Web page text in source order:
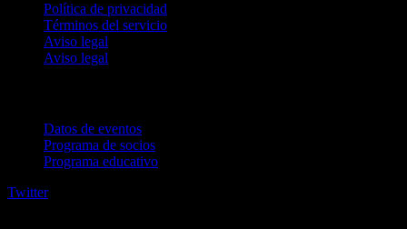
Política de privacidad
Términos del servicio
Aviso legal
Aviso legal
Datos de eventos
Programa de socios
Programa educativo
Twitter